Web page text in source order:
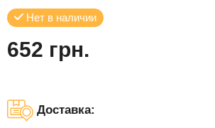
Нет в наличии
652 грн.
Доставка: